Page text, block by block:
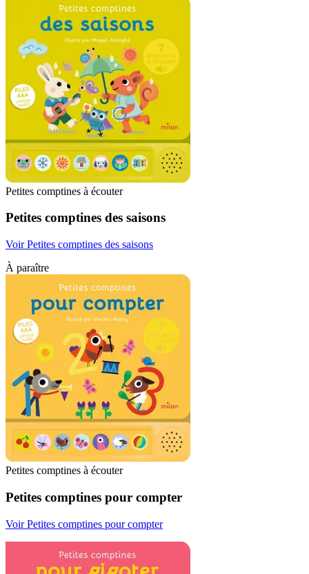
Petites comptines à écouter
Petites comptines des saisons
Voir Petites comptines des saisons
À paraître
Petites comptines à écouter
Petites comptines pour compter
Voir Petites comptines pour compter